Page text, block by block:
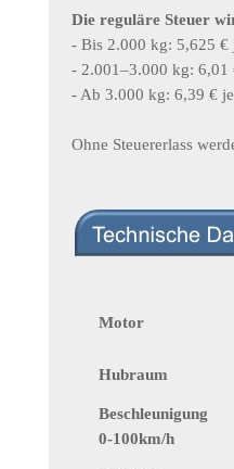
Die reguläre Steuer
- Bis 2.000 kg: 5,625 €
- 2.001–3.000 kg: 6,01
- Ab 3.000 kg: 6,39 €
Ohne Steuererlass
Motor
Hubraum
Beschleunigung
0-100km/h